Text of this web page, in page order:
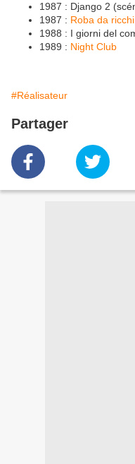
1987 : Django 2
1987 : Roba da ricchi
1988 : I giorni del
1989 : Night Club
#Réalisateur
Partager